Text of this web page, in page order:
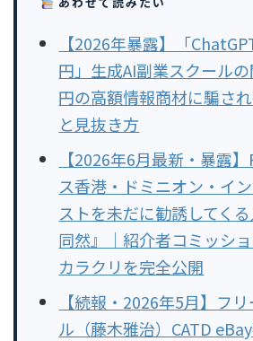
【2026年暴露】「
円」生成AI副業スクール
円の高額情報商材に騙さ
と見抜き方
【2026年6月最新・暴露
ス香港・ドミニオン・イ
ストを未だに勧誘してく
同然』｜紹介者コミッシ
カラクリを完全公開
【続報・2026年5月】フ
ル（藤木雅治）CATD